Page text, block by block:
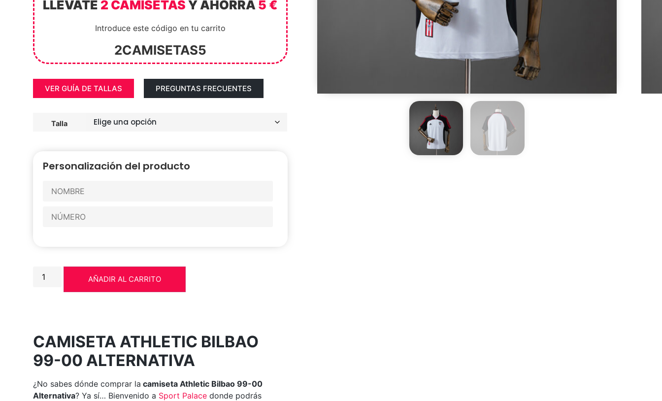
LLÉVATE 2 CAMISETAS Y AHORRA 5 €
Introduce este código en tu carrito
2CAMISETAS5
VER GUÍA DE TALLAS PREGUNTAS FRECUENTES
Talla
Personalización del producto
AÑADIR AL CARRITO
CAMISETA ATHLETIC BILBAO
99-00 ALTERNATIVA
¿No sabes dónde comprar la camiseta Athletic Bilbao 99-00
Alternativa? Ya sí… Bienvenido a Sport Palace donde podrás